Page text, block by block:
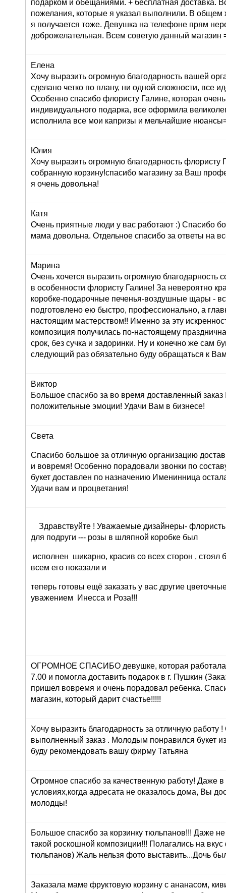
подарком и обещаниями. + бесплатная доставка.
пожелания, которые я указал выполнили. В общем
я получается тоже. Девушка на телефоне прям
доброжелательная. Всем советую данный магазин
Елена
Хочу выразить огромную благодарность вашей
сделано четко по плану, ни одной сложности, все
Особенно спасибо флористу Галине, которая
индивидуального подарка, все оформила
исполнила все мои капризы и мельчайшие
Юлия
Хочу выразить огромную благодарность флористу
собранную корзину!спасибо магазину за Ваш
я очень довольна!
Катя
Очень приятные люди у вас работают :) Спасибо
мама довольна. Отдельное спасибо за ответы на
Марина
Очень хочется выразить огромную благодарность
в особенности флористу Галине! За невероятно
коробке-подарочные печенья-воздушные щары -
подготовлено ею быстро, профессионально, а
настоящим мастерством!! Именно за эту
композиция получилась по-настоящему
срок, без сучка и задоринки. Ну и конечно же сам
следующий раз обязательно буду обращаться к
Виктор
Большое спасибо за во время доставленный
положительные эмоции! Удачи Вам в бизнесе!
Света
Спасибо большое за отличную организацию
и вовремя! Особенно порадовали звонки по
букет доставлен по назначению Именинница
Удачи вам и процветания!
Здравствуйте ! Уважаемые дизайнеры-
для подруги --- розы в шляпной коробке был
исполнен шикарно, красив со всех сторон ,
всем его показали и
теперь готовы ещё заказать у вас другие
уважением Инесса и Роза!!!
ОГРОМНОЕ СПАСИБО девушке, которая работала
7.00 и помогла доставить подарок в г. Пушкин
пришел вовремя и очень порадовал ребенка.
магазин, который дарит счастье!!!!!
Хочу выразить благодарность за отличную работу
выполненный заказ . Молодым понравился букет
буду рекомендовать вашу фирму Татьяна
Огромное спасибо за качественную работу! Даже в
условиях,когда адресата не оказалось дома, Вы
молодцы!
Большое спасибо за корзинку тюльпанов!!! Даже
такой роскошной композиции!!! Полагались на
тюльпанов) Жаль нельзя фото выставить...Дочь
Заказала маме фруктовую корзину с ананасом,